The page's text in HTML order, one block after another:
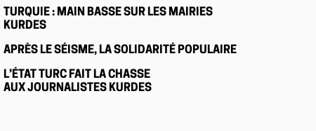
TURQUIE : MAIN BASSE SUR LES MAIRIES
KURDES
APRÈS LE SÉISME, LA SOLIDARITÉ POPULAIRE
L’ÉTAT TURC FAIT LA CHASSE
AUX JOURNALISTES KURDES